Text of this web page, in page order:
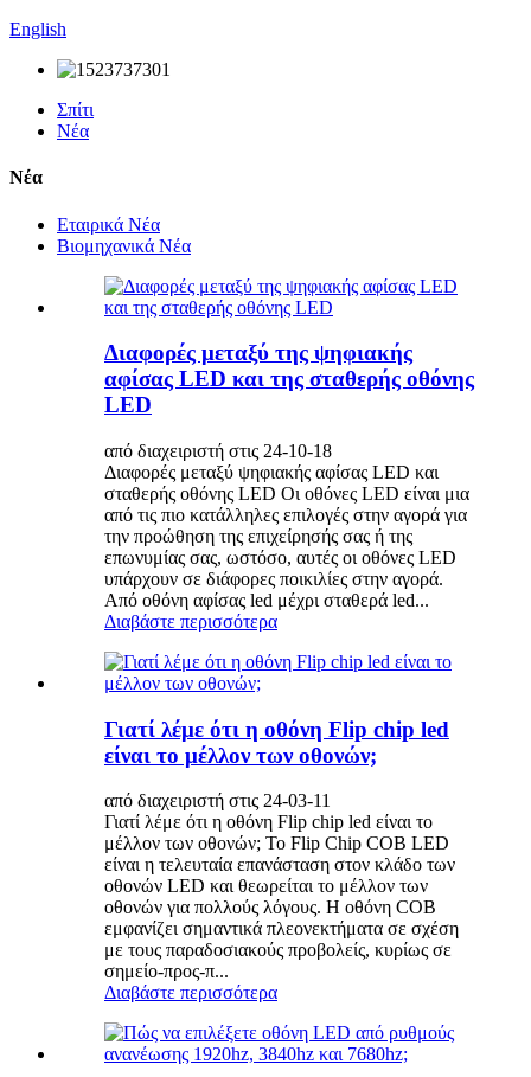
English
Σπίτι
Νέα
Νέα
Εταιρικά Νέα
Βιομηχανικά Νέα
Διαφορές μεταξύ της ψηφιακής
αφίσας LED και της σταθερής οθόνης
LED
από διαχειριστή στις 24-10-18
Διαφορές μεταξύ ψηφιακής αφίσας LED και
σταθερής οθόνης LED Οι οθόνες LED είναι μια
από τις πιο κατάλληλες επιλογές στην αγορά για
την προώθηση της επιχείρησής σας ή της
επωνυμίας σας, ωστόσο, αυτές οι οθόνες LED
υπάρχουν σε διάφορες ποικιλίες στην αγορά.
Από οθόνη αφίσας led μέχρι σταθερά led...
Διαβάστε περισσότερα
Γιατί λέμε ότι η οθόνη Flip chip led
είναι το μέλλον των οθονών;
από διαχειριστή στις 24-03-11
Γιατί λέμε ότι η οθόνη Flip chip led είναι το
μέλλον των οθονών; Το Flip Chip COB LED
είναι η τελευταία επανάσταση στον κλάδο των
οθονών LED και θεωρείται το μέλλον των
οθονών για πολλούς λόγους. Η οθόνη COB
εμφανίζει σημαντικά πλεονεκτήματα σε σχέση
με τους παραδοσιακούς προβολείς, κυρίως σε
σημείο-προς-π...
Διαβάστε περισσότερα